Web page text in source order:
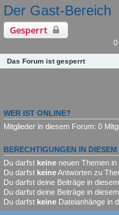
Der Gast-Bereich
Gesperrt
0
Das Forum ist gesperrt
WER IST ONLINE?
Mitglieder in diesem Forum: 0
BERECHTIGUNGEN IN
Du darfst keine neuen Themen in
Du darfst keineAntworten zu
Du darfst deine Beiträge in
Du darfst deine Beiträge in
Du darfst keine Dateianhänge in